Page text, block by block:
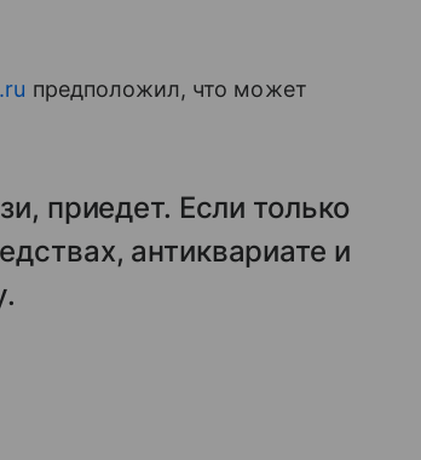
предположил, что может
приедет. Если только
антиквариате и